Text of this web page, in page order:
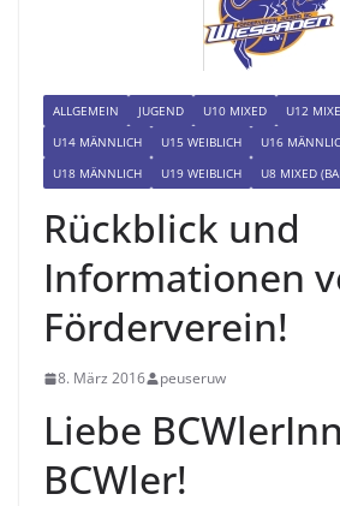
ALLGEMEIN JUGEND U10 MIXED U12
U14 MÄNNLICH
U15 WEIBLICH U16
U18 MÄNNLICH
U19 WEIBLICH U8 MIXED
Rückblick und
Informationen
Förderverein!
8. März 2016 peuseruw
Liebe
BCWler!